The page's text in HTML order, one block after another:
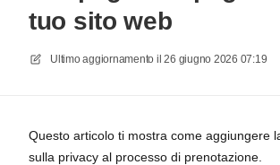
tuo sito web
Ultimo aggiornamento il 26 giugno 2026 07:19
Questo articolo ti mostra come aggiungere
sulla privacy al processo di prenotazione.